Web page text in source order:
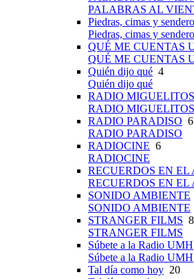
PALABRAS AL
Piedras, cimas y
Piedras, cimas y
QUÉ ME CUENTAS
QUÉ ME CUENTAS
Quién dijo qué 4
Quién dijo qué
RADIO MIGUELITOS
RADIO MIGUELITOS
RADIO PARADISO 6
RADIO PARADISO
RADIOCINE 6
RADIOCINE
RECUERDOS EN EL
RECUERDOS EN EL
SONIDO AMBIENTE
SONIDO AMBIENTE
STRANGER FILMS 8
STRANGER FILMS
Súbete a la Radio UMH
Súbete a la Radio UMH
Tal día como hoy 20